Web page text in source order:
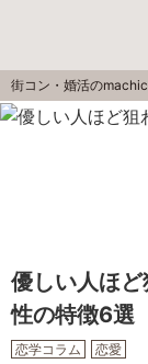
街コン・婚活の
優しい人ほ
性の特徴6選
恋学コラム 恋愛